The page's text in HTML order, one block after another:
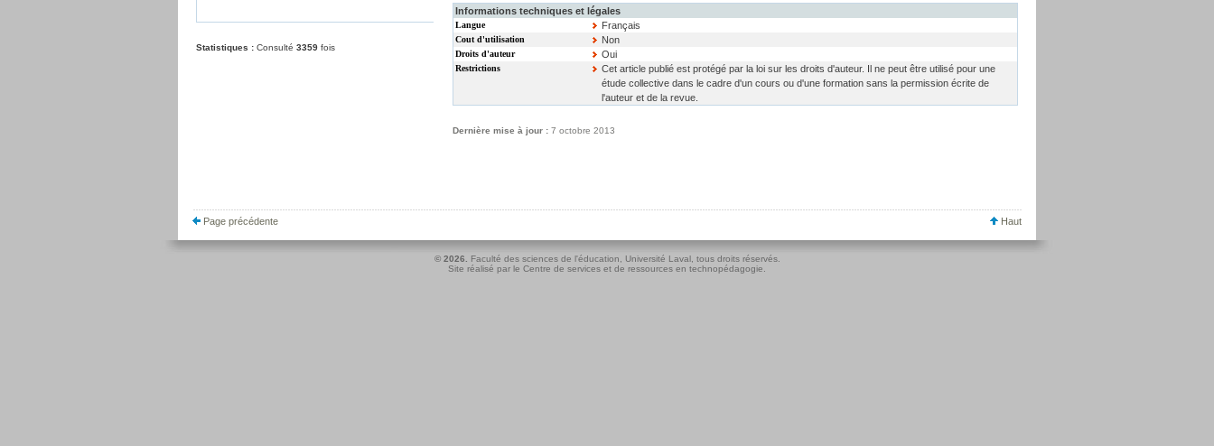
Statistiques : Consulté 3359 fois
Informations techniques et légales
Langue Français
Cout d'utilisation Non
Droits d'auteur Oui
Restrictions
Cet article publié est protégé par la loi sur les droits d'auteur. Il ne peut être utilisé pour une
étude collective dans le cadre d'un cours ou d'une formation sans la permission écrite de
l'auteur et de la revue.
Dernière mise à jour : 7 octobre 2013
Page précédente Haut
© 2026. Faculté des sciences de l'éducation Université Laval, tous droits réservés.
Site réalisé par le Centre de services et de ressources en technopédagogie